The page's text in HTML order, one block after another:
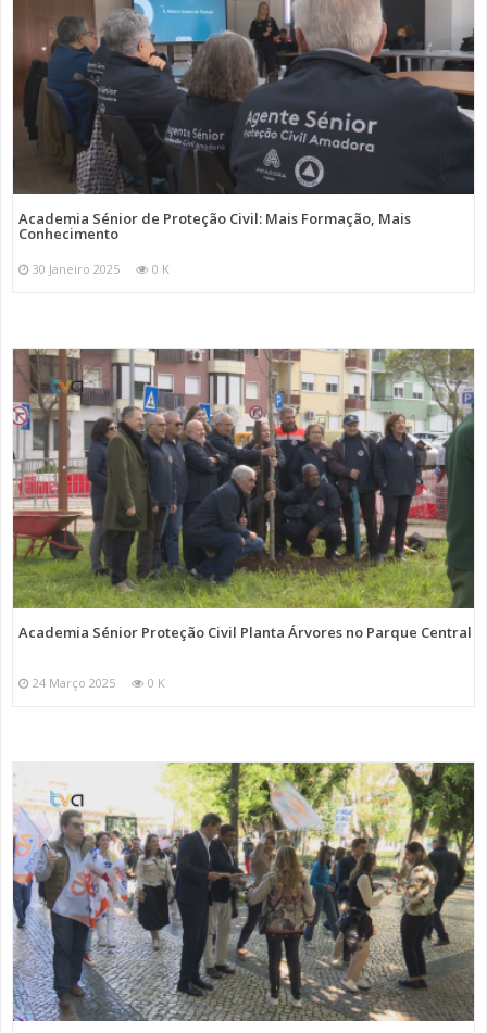
Academia Sénior de Proteção Civil: Mais Formação, Mais
Conhecimento
30 Janeiro 2025 0 K
Academia Sénior Proteção Civil Planta Árvores no Parque Central
24 Março 2025 0 K